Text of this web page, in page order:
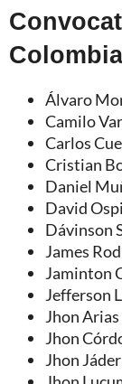
Colombia
Álvaro
Camilo
Carlos
Cristian
Daniel
David
Dávinson
James
Jaminton
Jefferson
Jhon
Jhon
Jhon